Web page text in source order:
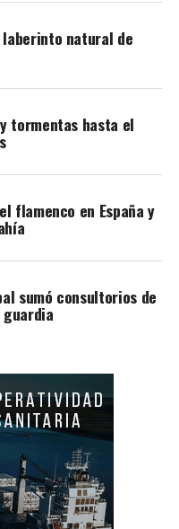
natural de
tormentas hasta el
flamenco en España y
sumó consultorios de